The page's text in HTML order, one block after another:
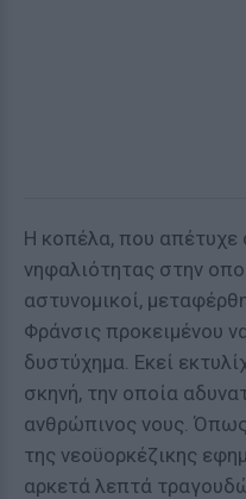
Η κοπέλα, που απέτυχε
νηφαλιότητας στην
αστυνομικοί,
Φράνσις προκειμένου
δυστύχημα. Εκεί
σκηνή, την οποία
ανθρώπινος νους.
της νεοϋορκέζικης
αρκετά λεπτά